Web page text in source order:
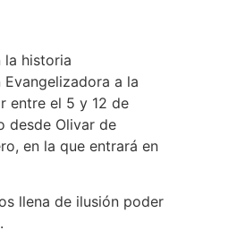
la historia
a la
entre el 5 y 12 de
desde Olivar de
en la que entrará en
llena de ilusión poder